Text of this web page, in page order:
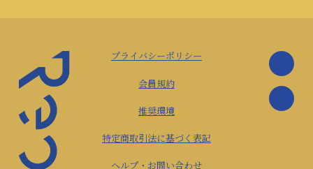
プライバシーポリシー
会員規約
推奨環境
特定商取引法に基づく表記
ヘルプ・お問い合わせ